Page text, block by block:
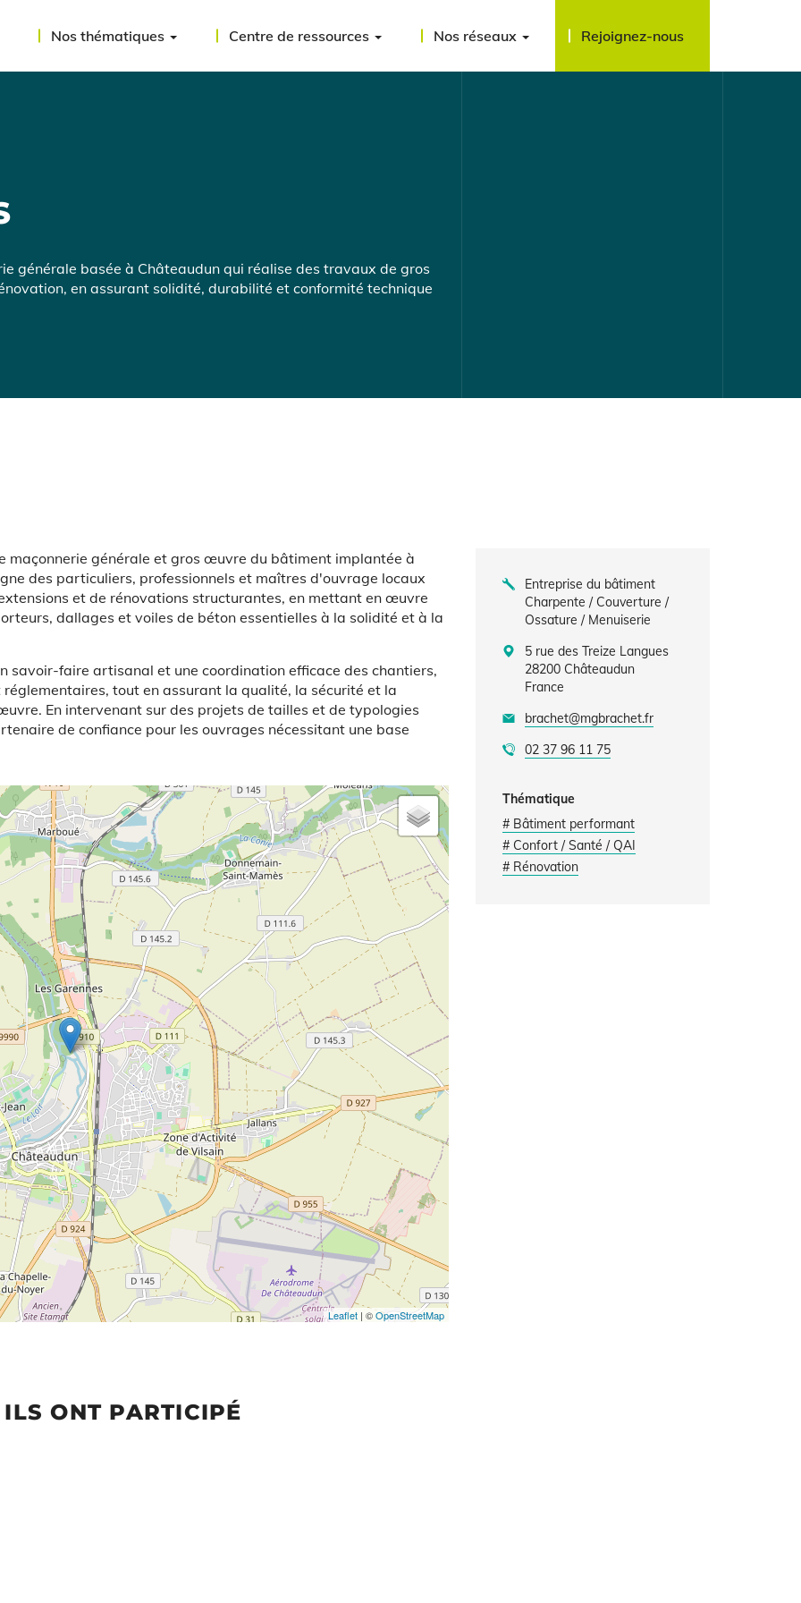
Nos thématiques Centre de ressources Nos réseaux Rejoignez-nous
générale basée à Châteaudun qui réalise des travaux de gros
en assurant solidité, durabilité et conformité technique
maçonnerie générale et gros œuvre du bâtiment implantée à
des particuliers, professionnels et maîtres d'ouvrage locaux
et de rénovations structurantes, en mettant en œuvre
dallages et voiles de béton essentielles à la solidité et à la
savoir-faire artisanal et une coordination efficace des chantiers,
tout en assurant la qualité, la sécurité et la
En intervenant sur des projets de tailles et de typologies
de confiance pour les ouvrages nécessitant une base
Leaflet| ©OpenStreetMap
Entreprise du bâtiment
Charpente / Couverture /
Ossature / Menuiserie
5 rue des Treize Langues
28200 Châteaudun
France
brachet@mgbrachet.fr
02 37 96 11 75
Thématique
# Bâtiment performant
# Confort / Santé / QAI
# Rénovation
ONT PARTICIPÉ